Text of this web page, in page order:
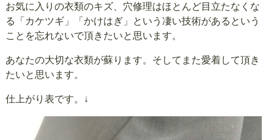
お気に入りの衣類のキズ、穴修理はほとんど目立たなくな
る「カケツギ」「かけはぎ」という凄い技術があるという
ことを忘れないで頂きたいと思います。
あなたの大切な衣類が蘇ります。そしてまた愛着して頂き
たいと思います。
仕上がり表です。↓​